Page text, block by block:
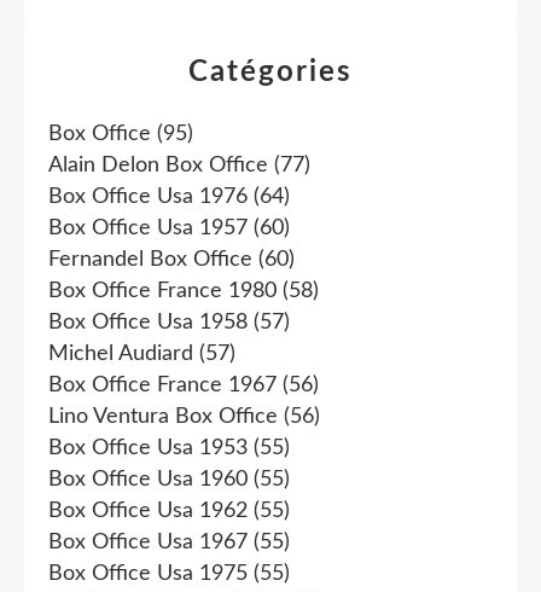
Catégories
Box Office (95)
Alain Delon Box Office (77)
Box Office Usa 1976 (64)
Box Office Usa 1957 (60)
Fernandel Box Office (60)
Box Office France 1980 (58)
Box Office Usa 1958 (57)
Michel Audiard (57)
Box Office France 1967 (56)
Lino Ventura Box Office (56)
Box Office Usa 1953 (55)
Box Office Usa 1960 (55)
Box Office Usa 1962 (55)
Box Office Usa 1967 (55)
Box Office Usa 1975 (55)